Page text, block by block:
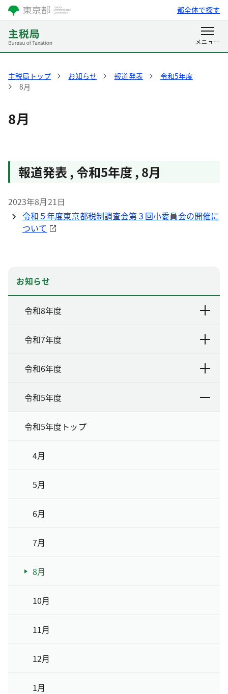
都全体で探す
主税局トップ お知らせ 報道発表
令和5年度
8月
8月
報道発表 , 令和5年度 , 8月
2023年8月21日
令和５年度東京都税制調査会第３回小委員会の開催に
ついて
お知らせ
令和8年度
令和7年度
令和6年度
令和5年度
令和5年度トップ
4月
5月
6月
7月
8月
10月
11月
12月
1月